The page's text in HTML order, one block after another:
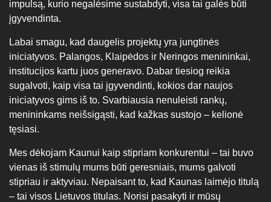
impulsą, kurio negalėsime sustabdyti, visa tai galės būti
įgyvendinta.
Labai smagu, kad daugelis projektų yra jungtinės
iniciatyvos. Palangos, Klaipėdos ir Neringos menininkai,
institucijos kartu juos generavo. Dabar tiesiog reikia
sugalvoti, kaip visa tai įgyvendinti, kokios dar naujos
iniciatyvos gims iš to. Svarbiausia nenuleisti rankų,
menininkams neišsigąsti, kad kažkas sustojo – kelionė
tęsiasi.
Mes dėkojam Kaunui kaip stipriam konkurentui – tai buvo
vienas iš stimulų mums būti geresniais, mums galvoti
stipriau ir aktyviau. Nepaisant to, kad Kaunas laimėjo titulą
– tai visos Lietuvos titulas. Norisi pasakyti ir mūsų